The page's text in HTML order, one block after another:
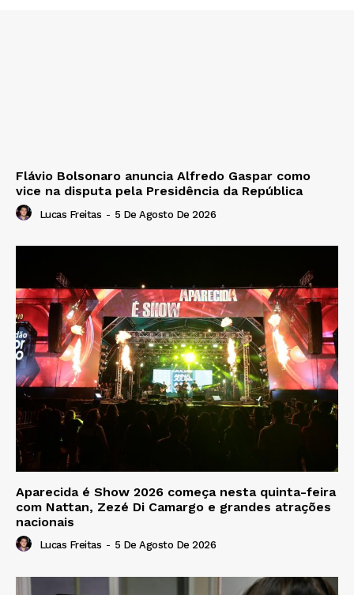
Flávio Bolsonaro anuncia Alfredo Gaspar como
vice na disputa pela Presidência da República
Lucas Freitas - 5 De Agosto De 2026
Aparecida é Show 2026 começa nesta quinta-feira
com Nattan, Zezé Di Camargo e grandes atrações
nacionais
Lucas Freitas - 5 De Agosto De 2026